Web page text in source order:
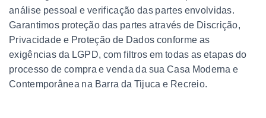
análise pessoal e verificação das partes envolvidas.
Garantimos proteção das partes através de Discrição,
Privacidade e Proteção de Dados conforme as
exigências da LGPD, com filtros em todas as etapas do
processo de compra e venda da sua Casa Moderna e
Contemporânea na Barra da Tijuca e Recreio.